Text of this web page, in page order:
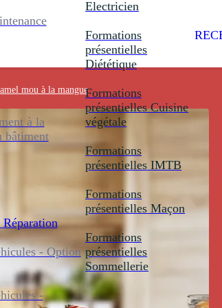
à la
bâtiment
- Option
-
Electricien
Formations
présentielles
Diététique
Formations
présentielles Cuisine
végétale
Formations
présentielles IMTB
Formations
présentielles Maçon
Formations
présentielles
Sommellerie
mou à la mangue